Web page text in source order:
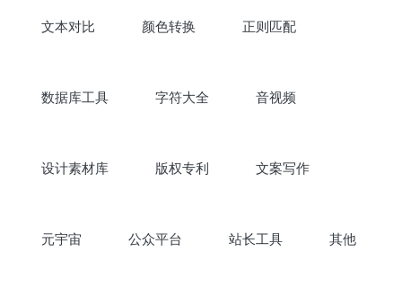
文本对比 颜色转换 正则匹配
数据库工具 字符大全 音视频
设计素材库 版权专利 文案写作
元宇宙 公众平台 站长工具 其他